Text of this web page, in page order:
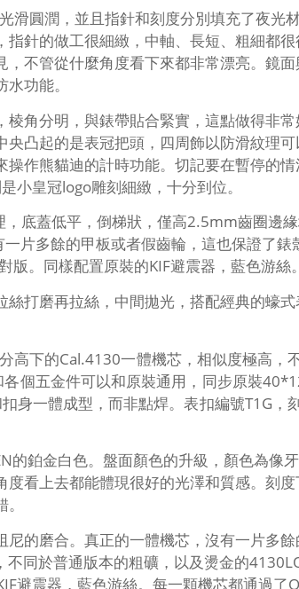
滑圓潤，並且指針和刻度分別填充了夜光
針的做工很細緻，中軸、長短、粗細都
不管從什麼角度看下來都非常漂亮。鏡
功能。
角分明，與錶帶貼合緊實，這點做得非
凸起的是表冠把頭，四周飾以防滑紋理
作熊貓迪的計時功能。切記要在暫停的
小皇冠logo雕刻細緻，十分到位。
底蓋低平，倒梯狀，僅高2.5mm齒圈邊
片多餘的甲板或者假齒輪，這也保證了錶
。同樣配置原裝的KIF避震器，藍色游絲。
打磨再拉絲，中間拋光，搭配經典的蠔
高下的Cal.4130一體機芯，相似度極高，
個五金件可以和原裝通用，同步原裝
身一體成型，而非點焊。表扣編號T1G，
的鉑金白色。盤面顏色的升級，顏色為像
看上去都能體現很好的光澤和質感。刻
的磨合。真正的一體機芯，沒有一片多
同於普通版本的粗礦，以及燙金的
避震器，藍色游絲。每一顆機芯都通過了